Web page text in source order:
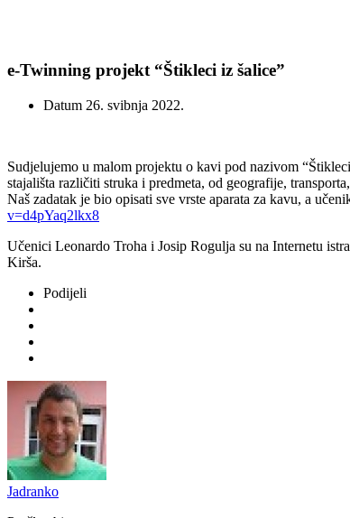
e-Twinning projekt “Štikleci iz šalice”
Datum 26. svibnja 2022.
Sudjelujemo u malom projektu o kavi pod nazivom
stajališta različiti struka i predmeta, od geografije,
Naš zadatak je bio opisati sve vrste aparata za kavu, a
v=d4pYaq2lkx8
Učenici Leonardo Troha i Josip Rogulja su na Internetu
Kirša.
Podijeli
Jadranko